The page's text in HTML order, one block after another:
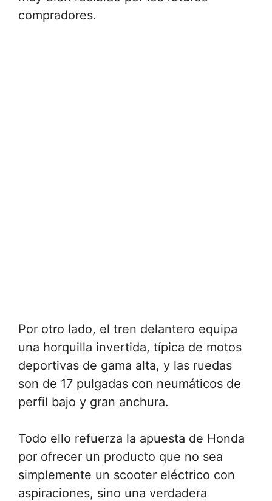
compradores.
Por otro lado, el tren delantero equipa
una horquilla invertida, típica de motos
deportivas de gama alta, y las ruedas
son de 17 pulgadas con neumáticos de
perfil bajo y gran anchura.
Todo ello refuerza la apuesta de Honda
por ofrecer un producto que no sea
simplemente un scooter eléctrico con
aspiraciones, sino una verdadera